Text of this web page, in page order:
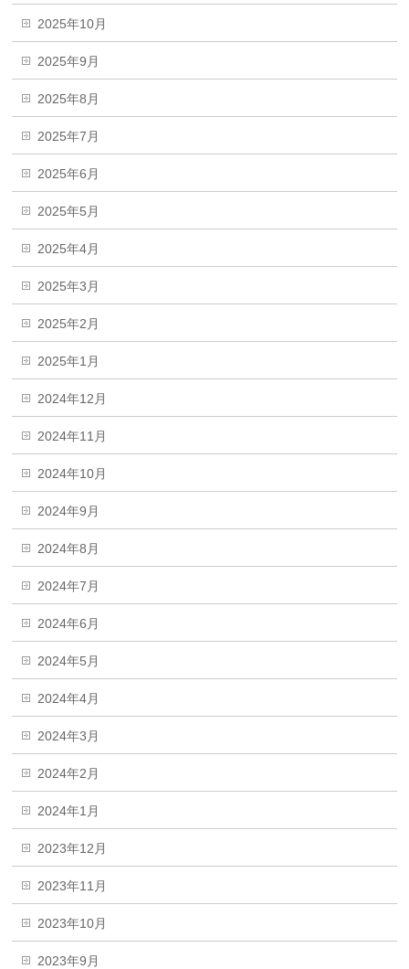
2025年10月
2025年9月
2025年8月
2025年7月
2025年6月
2025年5月
2025年4月
2025年3月
2025年2月
2025年1月
2024年12月
2024年11月
2024年10月
2024年9月
2024年8月
2024年7月
2024年6月
2024年5月
2024年4月
2024年3月
2024年2月
2024年1月
2023年12月
2023年11月
2023年10月
2023年9月